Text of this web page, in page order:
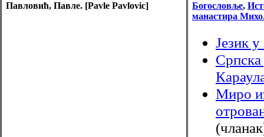
Павловић, Павле. [Pavle Pavlovic] Богословље,
манастира
Језик
Миро